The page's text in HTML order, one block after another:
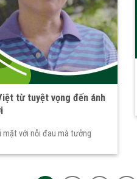
từ tuyệt vọng đến ánh
với nỗi đau mà tưởng